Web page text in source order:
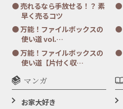
売れるなら手放せる！？ 素
早く売るコツ
万能！ファイルボックスの
使い道 vol.…
万能！ファイルボックスの
使い道【片付く収…
マンガ
お家大好き